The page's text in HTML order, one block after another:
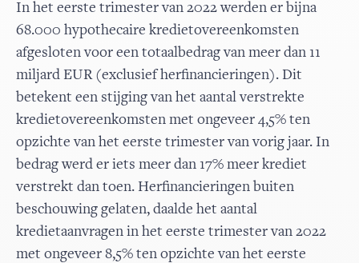
In het eerste trimester van 2022 werden er bijna
68.000 hypothecaire kredietovereenkomsten
afgesloten voor een totaalbedrag van meer dan 11
miljard EUR (exclusief herfinancieringen). Dit
betekent een stijging van het aantal verstrekte
kredietovereenkomsten met ongeveer 4,5% ten
opzichte van het eerste trimester van vorig jaar. In
bedrag werd er iets meer dan 17% meer krediet
verstrekt dan toen. Herfinancieringen buiten
beschouwing gelaten, daalde het aantal
kredietaanvragen in het eerste trimester van 2022
met ongeveer 8,5% ten opzichte van het eerste